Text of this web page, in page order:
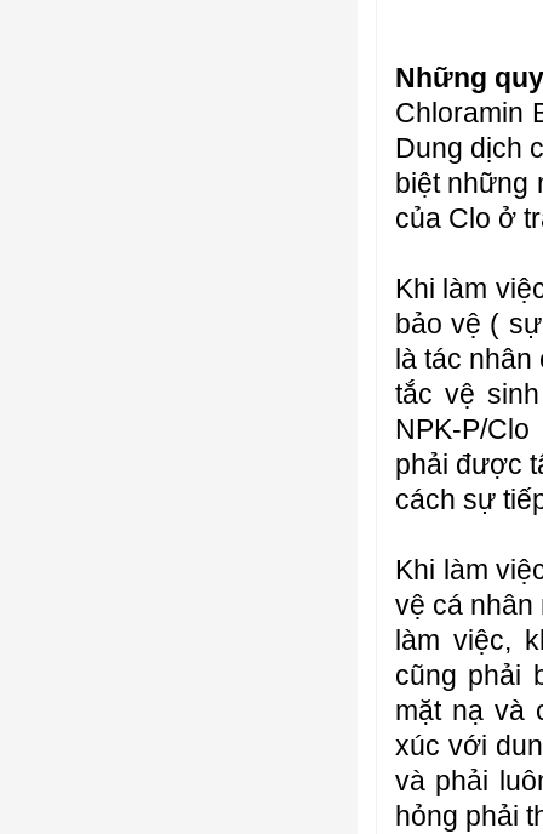
Những
Chloramin
Dung dịch
biệt những
của Clo ở
Khi làm
bảo vệ (
là tác
tắc vệ
NPK-P/
phải được
cách sự
Khi làm
vệ cá nhân
làm việc,
cũng phải
mặt nạ và
xúc với
và phải
hỏng phải